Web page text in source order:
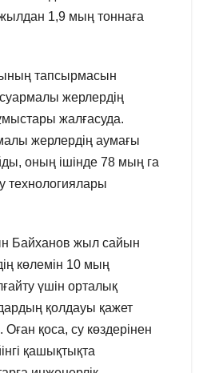
жылдан 1,9 мың тоннаға
тапсырмасын
жерлердің
жалғасуда.
жерлердің аумағы
оның ішінде 78 мың га
технологиялары
Байханов жыл сайын
көлемін 10 мың
үшін орталық
қолдауы қажет
Оған қоса, су көздерінен
қашықтықта